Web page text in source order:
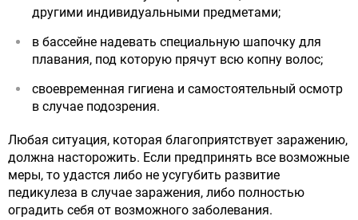
другими индивидуальными предметами;
в бассейне надевать специальную шапочку для
плавания, под которую прячут всю копну волос;
своевременная гигиена и самостоятельный осмотр
в случае подозрения.
Любая ситуация, которая благоприятствует заражению,
должна насторожить. Если предпринять все возможные
меры, то удастся либо не усугубить развитие
педикулеза в случае заражения, либо полностью
оградить себя от возможного заболевания.